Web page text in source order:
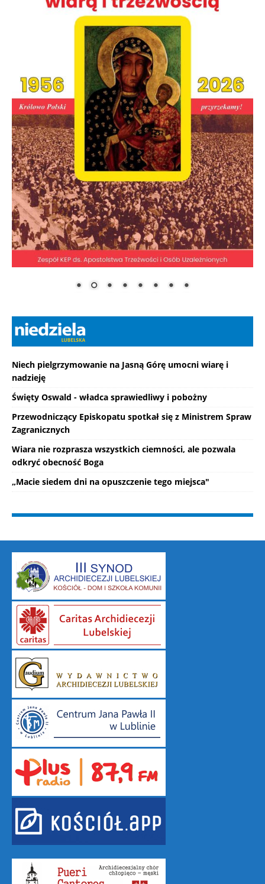
Niech pielgrzymowanie na Jasną Górę umocni wiarę i
nadzieję
Święty Oswald - władca sprawiedliwy i pobożny
Przewodniczący Episkopatu spotkał się z Ministrem Spraw
Zagranicznych
Wiara nie rozprasza wszystkich ciemności, ale pozwala
odkryć obecność Boga
„Macie siedem dni na opuszczenie tego miejsca"